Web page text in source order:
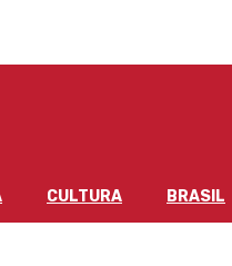
CULTURA BRASIL